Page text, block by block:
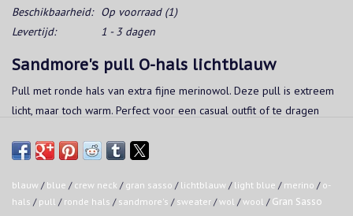
Beschikbaarheid: Op voorraad(1)
Levertijd:
1 - 3 dagen
Sandmore's pull O-hals lichtblauw
Pull met ronde hals van extra fijne merinowol. Deze pull is extreem
licht, maar toch warm. Perfect voor een casual outfit of te dragen
Kwaliteit:
Made in Italy
blauw / blue / crew neck / gran sasso / lichtblauw / light blue / merino / o-
hals / pull / ronde hals / sandmore's / sweater /wol /wool / Gran Sasso